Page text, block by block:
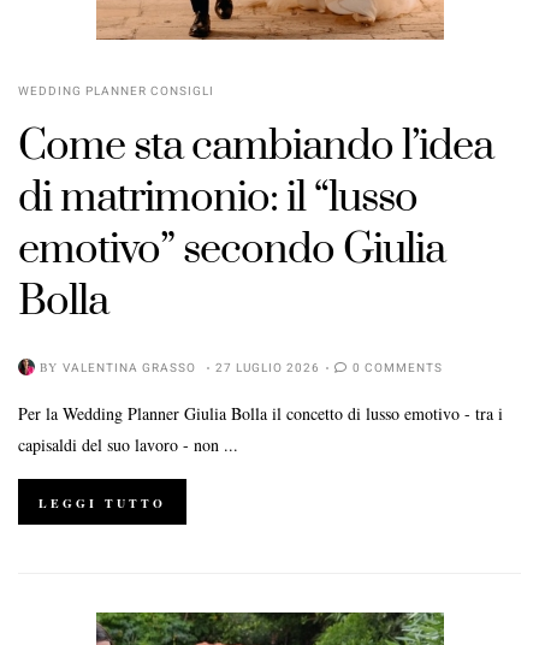
WEDDING PLANNER CONSIGLI
Come sta cambiando l’idea
di matrimonio: il “lusso
emotivo” secondo Giulia
Bolla
BY VALENTINA GRASSO 27 LUGLIO 2026 0 COMMENTS
Per la Wedding Planner Giulia Bolla il concetto di lusso emotivo - tra i
capisaldi del suo lavoro - non ...
LEGGI TUTTO